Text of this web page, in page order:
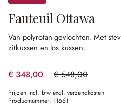
Fauteuil Ottawa
Van polyrotan gevlochten. Met
zitkussen en los kussen.
€ 348,00 € 548,00
(36.5% gespart)
Prijzen incl. btw excl. verzendkosten
Productnummer: 11661